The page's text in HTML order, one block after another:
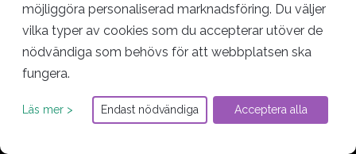
AndreasPiirimets.se © Softema AB |andreas@andreaspiirimets.se
möjliggöra personaliserad marknadsföring. Du väljer
vilka typer av cookies som du accepterar utöver de
nödvändiga som behövs för att webbplatsen ska
fungera.
Läs mer > Endast nödvändiga Acceptera alla